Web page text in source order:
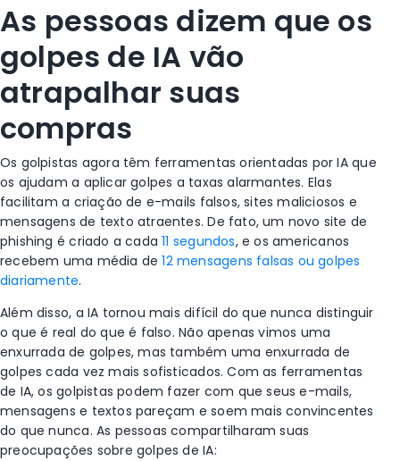
As pessoas dizem que os
golpes de IA vão
atrapalhar suas
compras
Os golpistas agora têm ferramentas orientadas por IA que
os ajudam a aplicar golpes a taxas alarmantes. Elas
facilitam a criação de e-mails falsos, sites maliciosos e
mensagens de texto atraentes. De fato, um novo site de
phishing é criado a cada11 segundos, e os americanos
recebem uma média de12 mensagens falsas ou golpes
diariamente.
Além disso, a IA tornou mais difícil do que nunca distinguir
o que é real do que é falso. Não apenas vimos uma
enxurrada de golpes, mas também uma enxurrada de
golpes cada vez mais sofisticados. Com as ferramentas
de IA, os golpistas podem fazer com que seus e-mails,
mensagens e textos pareçam e soem mais convincentes
do que nunca. As pessoas compartilharam suas
preocupações sobre golpes de IA: